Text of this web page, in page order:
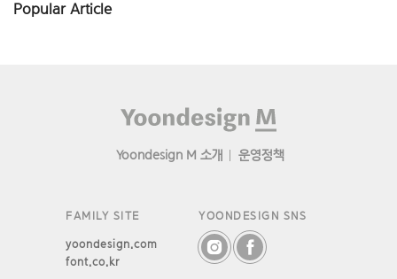
Popular Article
Yoondesign M 소개 운영정책
FAMILY SITE
yoondesign.com
font.co.kr
YOONDESIGN SNS